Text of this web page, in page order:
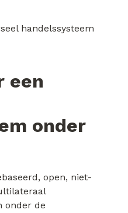
een
onder
open, niet-
onder de